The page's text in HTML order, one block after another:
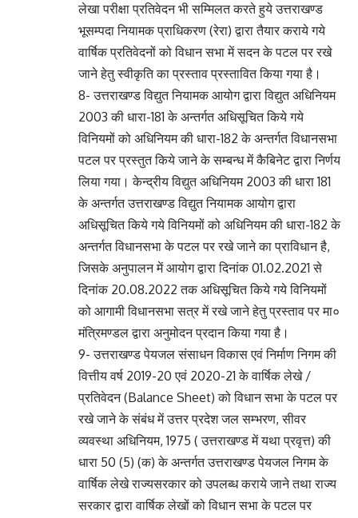
लेखा परीक्षा प्रतिवेदन भी सम्मिलत करते हुये उत्तराखण्ड
भूसम्पदा नियामक प्राधिकरण (रेरा) द्वारा तैयार कराये गये
वार्षिक प्रतिवेदनों को विधान सभा में सदन के पटल पर रखे
जाने हेतु स्वीकृति का प्रस्ताव प्रस्तावित किया गया है।
8- उत्तराखण्ड विद्युत नियामक आयोग द्वारा विद्युत अधिनियम
2003 की धारा-181 के अन्तर्गत अधिसूचित किये गये
विनियमों को अधिनियम की धारा-182 के अन्तर्गत विधानसभा
पटल पर प्रस्तुत किये जाने के सम्बन्ध में कैबिनेट द्वारा निर्णय
लिया गया। केन्द्रीय विद्युत अधिनियम 2003 की धारा 181
के अन्तर्गत उत्तराखण्ड विद्युत नियामक आयोग द्वारा
अधिसूचित किये गये विनियमों को अधिनियम की धारा-182 के
अन्तर्गत विधानसभा के पटल पर रखे जाने का प्राविधान है,
जिसके अनुपालन में आयोग द्वारा दिनांक 01.02.2021 से
दिनांक 20.08.2022 तक अधिसूचित किये गये विनियमों
को आगामी विधानसभा सत्र में रखे जाने हेतु प्रस्ताव पर मा०
मंत्रिमण्डल द्वारा अनुमोदन प्रदान किया गया है।
9- उत्तराखण्ड पेयजल संसाधन विकास एवं निर्माण निगम की
वित्तीय वर्ष 2019-20 एवं 2020-21 के वार्षिक लेखे /
प्रतिवेदन (Balance Sheet) को विधान सभा के पटल पर
रखे जाने के संबंध में उत्तर प्रदेश जल सम्भरण, सीवर
व्यवस्था अधिनियम, 1975 ( उत्तराखण्ड में यथा प्रवृत्त) की
धारा 50 (5) (क) के अन्तर्गत उत्तराखण्ड पेयजल निगम के
वार्षिक लेखे राज्यसरकार को उपलब्ध कराये जाने तथा राज्य
सरकार द्वारा वार्षिक लेखों को विधान सभा के पटल पर